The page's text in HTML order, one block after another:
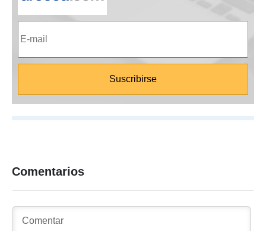
Comentarios